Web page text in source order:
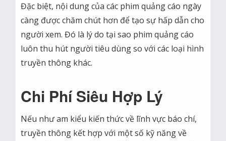
Đặc biệt, nội dung của các phim quảng cáo ngày
càng được chăm chút hơn để tạo sự hấp dẫn cho
người xem. Đó là lý do tại sao phim quảng cáo
luôn thu hút người tiêu dùng so với các loại hình
truyền thông khác.
Chi Phí Siêu Hợp Lý
Nếu như am kiểu kiến thức về lĩnh vực báo chí,
truyền thông kết hợp với một số kỹ năng về